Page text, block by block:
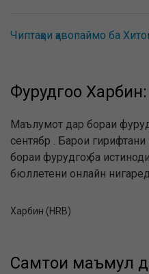
Чиптаҳои ҳавопаймо ба
Фурудгоҳҳо Харбин:
Маълумот дар бораи
сентябр . Барои
бораи фурудгоҳ ба
бюллетени онлайн
Харбин (HRB)
Самтҳои маъмул